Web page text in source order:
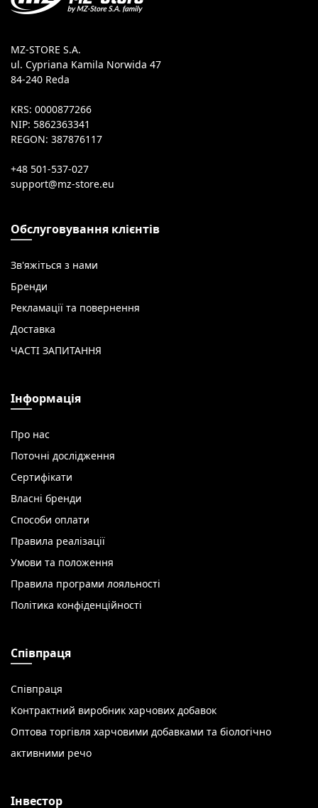
MZ-STORE S.A.
ul. Cypriana Kamila Norwida 47
84-240 Reda
KRS: 0000877266
NIP: 5862363341
REGON: 387876117
+48 501-537-027
Обслуговування клієнтів
Зв'яжіться з нами
Бренди
Рекламації та повернення
Доставка
ЧАСТІ ЗАПИТАННЯ
Інформація
Про нас
Поточні дослідження
Сертифікати
Власні бренди
Способи оплати
Правила реалізації
Умови та положення
Правила програми лояльності
Політика конфіденційності
Співпраця
Співпраця
Контрактний виробник харчових добавок
Оптова торгівля харчовими добавками та біологічно
активними речо
Інвестор